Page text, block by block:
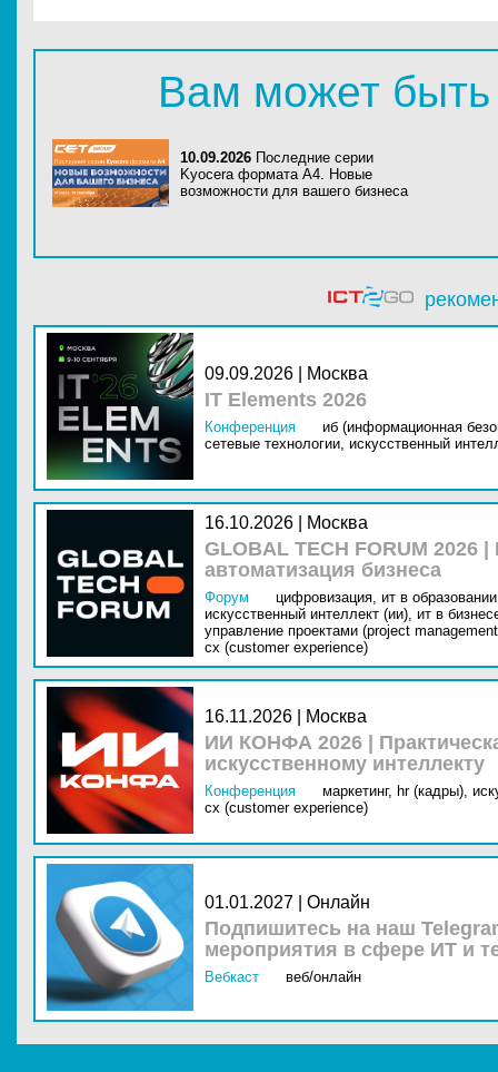
Вам может быть
10.09.2026 Последние серии
Kyocera формата A4. Новые
возможности для вашего бизнеса
09.09.2026 | Москва
IT Elements 2026
Конференция
иб (информационная
сетевые технологии, искусственный
16.10.2026 | Москва
GLOBAL TECH FORUM
автоматизация бизнеса
Форум цифровизация, ит в
искусственный интеллект (ии), ит в
управление проектами (project
cx (customer experience)
16.11.2026 | Москва
ИИ КОНФА 2026 |
искусственному интеллекту
Конференция маркетинг, hr (кадры),
cx (customer experience)
01.01.2027 | Онлайн
Подпишитесь на наш
мероприятия в сфере ИТ и
Вебкаст веб/онлайн